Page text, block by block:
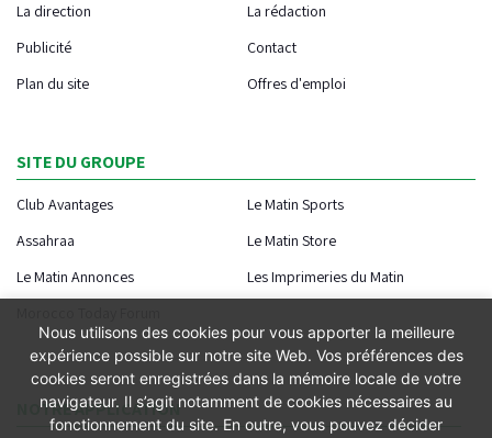
La direction
La rédaction
Publicité
Contact
Plan du site
Offres d'emploi
SITE DU GROUPE
Club Avantages
Le Matin Sports
Assahraa
Le Matin Store
Le Matin Annonces
Les Imprimeries du Matin
NOTRE APPLICATION
Nous utilisons des cookies pour vous apporter la meilleure
expérience possible sur notre site Web. Vos préférences des
cookies seront enregistrées dans la mémoire locale de votre
navigateur. Il s’agit notamment de cookies nécessaires au
fonctionnement du site. En outre, vous pouvez décider